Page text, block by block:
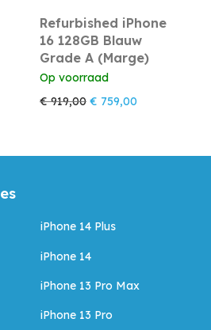
was: € 939,00.
prijs is: € 769,00.
Refurbished iPhone
16 128GB Blauw
Grade A (Marge)
Op voorraad
€919,00 Oorspronkelijke prijs
€ 759,00
iPhone 14 Plus
iPhone 14
iPhone 13 Pro Max
iPhone 13 Pro